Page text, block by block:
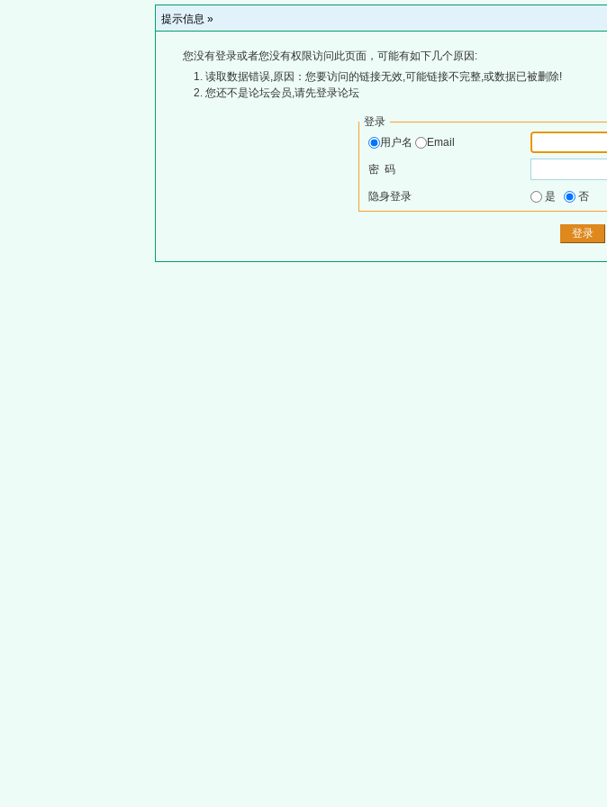
提示信息 »
您没有登录或者您没有权限访问此页面，可能有如下几个原因:
读取数据错误,原因：您要访问的链接无效,可能链接不完整,或数据已被删除!
您还不是论坛会员,请先登录论坛
登录
用户名
Email
密 码
隐身登录 是 否